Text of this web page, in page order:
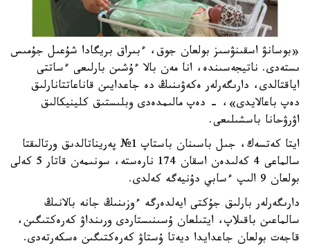
«بوسانۋ اسقىنۋسىز بولعان جوق، ءبىراق بريگادا شۇعىل جۇمىس
ىستەدى. ناتيجەسىندە، انا مەن بالا ءۇشىن بارلىعى ءساتتى
اياقتالدى، دارىگەرلەر ەكەۋىنىڭ دە جاعدايىن قاناعاتتانارلىق
دەپ باعالايدى»، - دەپ مالىمدەدى وبلىستىق كلينيكالىق
اۋرۋحانا باسشىلىعى.
ايتا كەتسەك، جىل باسىنان باستاپ 1№ پەريناتالدىق ورتالىقتا
سالماعى 4 كەلىدەن اسقان 174 نارەستە، سونىمەن قاتار 5 كەلى
بولعان 9 الىپ ءسابي دۇنيەگە كەلدى.
دارىگەرلەر بارلىق جۇكتى ايەلدەرگە ءوزىنىڭ جانە بالانىڭ
سالماعىن باقىلاپ، ايتىلعان ۇسىنىستاردى ورىنداۋ كەرەكتىگىن،
قاجەت بولعان جاعدايدا ديەتا ۇستاۋ كەرەكتىگىن ەسكەرتەدى.